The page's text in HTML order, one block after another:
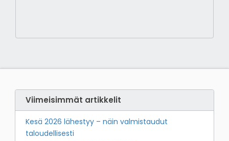
Viimeisimmät artikkelit
Kesä 2026 lähestyy – näin valmistaudut
taloudellisesti